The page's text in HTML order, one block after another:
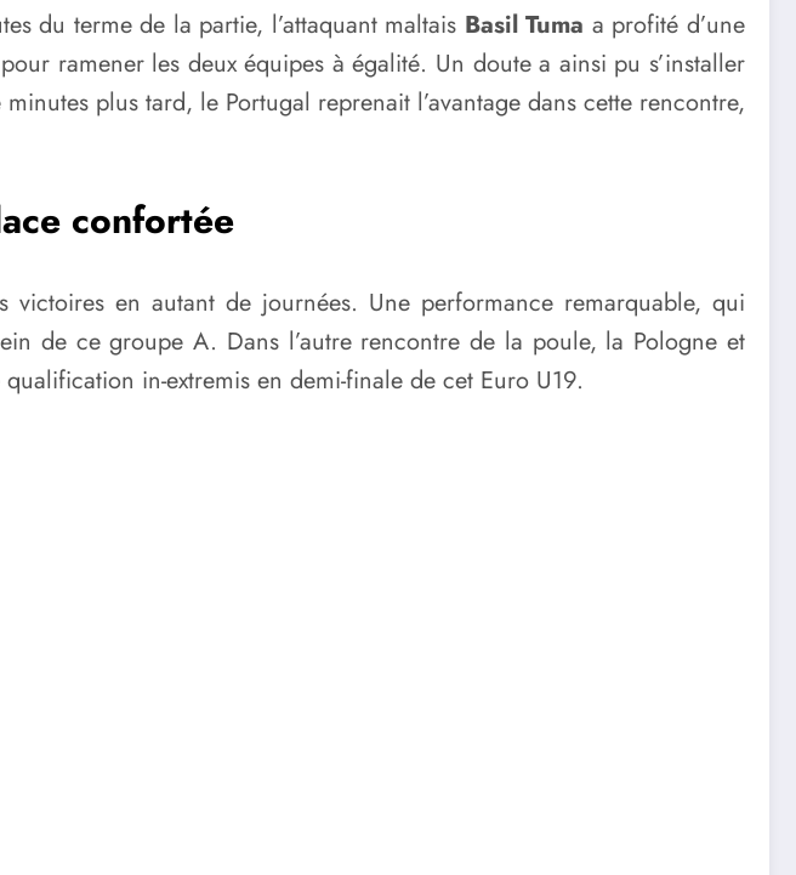
du terme de la partie, l’attaquant maltais Basil Tuma a profité d’une
ramener les deux équipes à égalité. Un doute a ainsi pu s’installer
plus tard, le Portugal reprenait l’avantage dans cette rencontre,
confortée
en autant de journées. Une performance remarquable, qui
de ce groupe A. Dans l’autre rencontre de la poule, la Pologne et
in-extremis en demi-finale de cet Euro U19.